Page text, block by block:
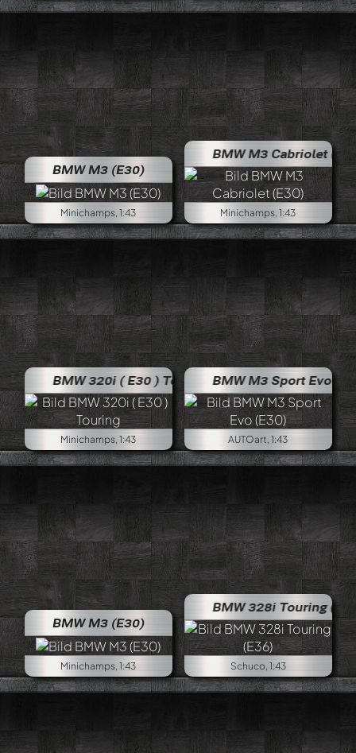
BMW M3 (E30)
Minichamps, 1:43
BMW M3 Cabriolet (E30)
Minichamps, 1:43
BMW 320i ( E30 ) Touring
Minichamps, 1:43
BMW M3 Sport Evo (E30)
AUTOart, 1:43
BMW M3 (E30)
Minichamps, 1:43
BMW 328i Touring (E36)
Schuco, 1:43